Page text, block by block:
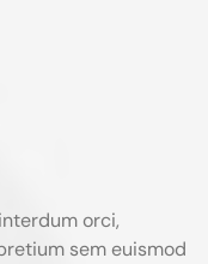
orci,
sem euismod